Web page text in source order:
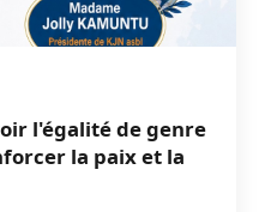
l'égalité de genre
la paix et la